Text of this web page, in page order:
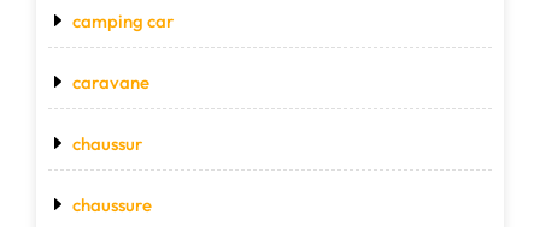
camping car
caravane
chaussur
chaussure